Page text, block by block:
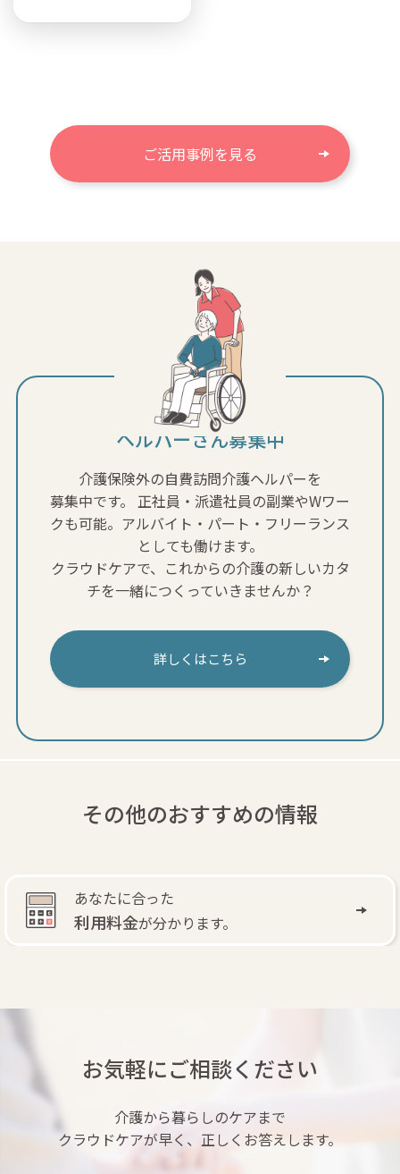
ご活用事例を見る
ヘルパーさん募集中
介護保険外の自費訪問介護ヘルパーを
募集中です。
正社員・派遣社員の副業やWワー
クも可能。アルバイト・パート・フリーランス
としても働けます。
クラウドケアで、これからの介護の新しいカタ
チを一緒につくっていきませんか？
詳しくはこちら
その他のおすすめの情報
あなたに合った
利用料金が分かります。
お気軽にご相談ください
介護から暮らしのケアまで
クラウドケアが早く、正しくお答えします。